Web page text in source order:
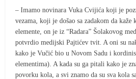
– Imamo novinara Vuka Cvijića koji je
vezama, koji je došao sa zadakom da kaže
elemente, on je iz “Radara” Šolakovog
potvrdio medijski Pajtićev tvit. A oni su
kako je Vučić bio u Novom Sadu i
elementima). A kada su ga pitali kako je
povorku kola, a svi znamo da su sva kola